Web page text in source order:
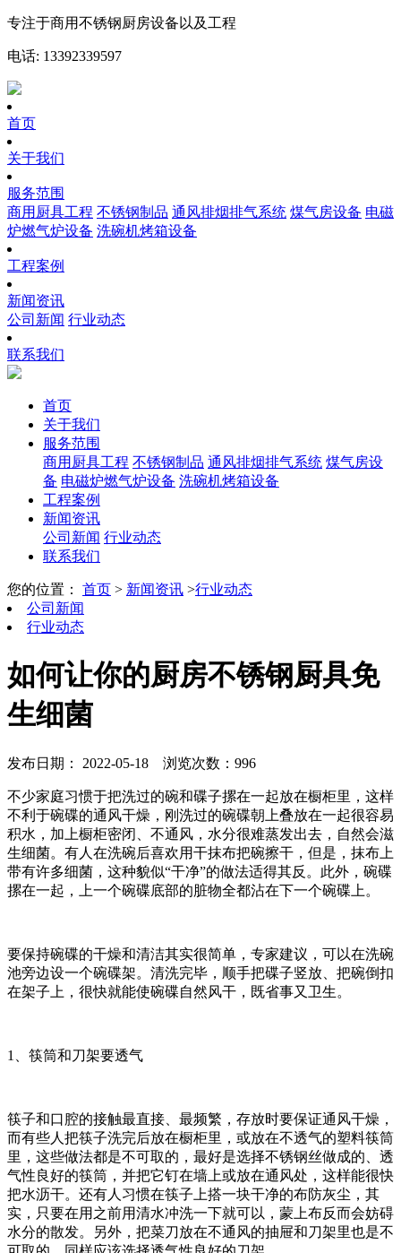
专注于商用不锈钢厨房设备以及工程
电话: 13392339597
首页
关于我们
服务范围
商用厨具工程 不锈钢制品 通风排烟排气系统 煤气房设备 电磁
炉燃气炉设备 洗碗机烤箱设备
工程案例
新闻资讯
公司新闻 行业动态
联系我们
首页
关于我们
服务范围
商用厨具工程 不锈钢制品 通风排烟排气系统 煤气房设
备 电磁炉燃气炉设备 洗碗机烤箱设备
工程案例
新闻资讯
公司新闻 行业动态
联系我们
您的位置： 首页 > 新闻资讯 >行业动态
公司新闻
行业动态
如何让你的厨房不锈钢厨具免
生细菌
发布日期： 2022-05-18 浏览次数：996
不少家庭习惯于把洗过的碗和碟子摞在一起放在橱柜里，这样
不利于碗碟的通风干燥，刚洗过的碗碟朝上叠放在一起很容易
积水，加上橱柜密闭、不通风，水分很难蒸发出去，自然会滋
生细菌。有人在洗碗后喜欢用干抹布把碗擦干，但是，抹布上
带有许多细菌，这种貌似“干净”的做法适得其反。此外，碗碟
摞在一起，上一个碗碟底部的脏物全都沾在下一个碗碟上。
要保持碗碟的干燥和清洁其实很简单，专家建议，可以在洗碗
池旁边设一个碗碟架。清洗完毕，顺手把碟子竖放、把碗倒扣
在架子上，很快就能使碗碟自然风干，既省事又卫生。
1、筷筒和刀架要透气
筷子和口腔的接触最直接、最频繁，存放时要保证通风干燥，
而有些人把筷子洗完后放在橱柜里，或放在不透气的塑料筷筒
里，这些做法都是不可取的，最好是选择不锈钢丝做成的、透
气性良好的筷筒，并把它钉在墙上或放在通风处，这样能很快
把水沥干。还有人习惯在筷子上搭一块干净的布防灰尘，其
实，只要在用之前用清水冲洗一下就可以，蒙上布反而会妨碍
水分的散发。另外，把菜刀放在不通风的抽屉和刀架里也是不